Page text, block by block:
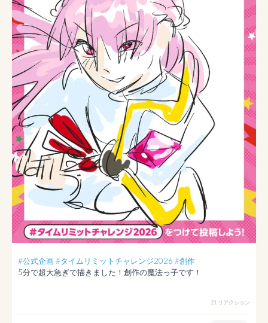
#公式企画#タイムリミットチャレンジ2026 #創作
5分で超大急ぎで描きました！創作の魔法っ子です！
21 リアクション